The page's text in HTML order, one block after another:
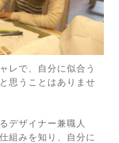
レで、自分に似合う
思うことはありませ
デザイナー兼職人
組みを知り、自分に